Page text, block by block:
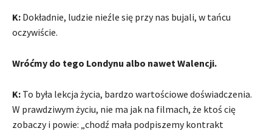
K: Dokładnie, ludzie nieźle się przy nas bujali, w tańcu
oczywiście.
Wróćmy do tego Londynu albo nawet Walencji.
K: To była lekcja życia, bardzo wartościowe doświadczenia.
W prawdziwym życiu, nie ma jak na filmach, że ktoś cię
zobaczy i powie: „chodź mała podpiszemy kontrakt